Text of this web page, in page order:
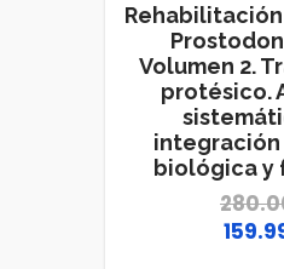
Volumen 2.
protésico.
biológica y
El